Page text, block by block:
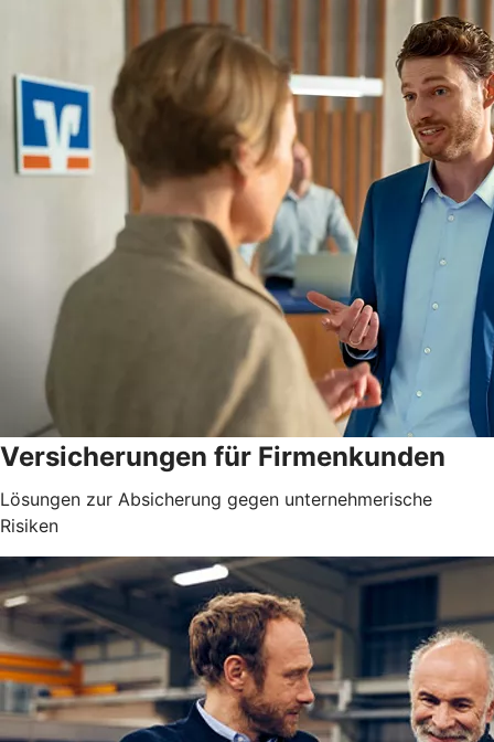
Versicherungen für Firmenkunden
Lösungen zur Absicherung gegen unternehmerische
Risiken